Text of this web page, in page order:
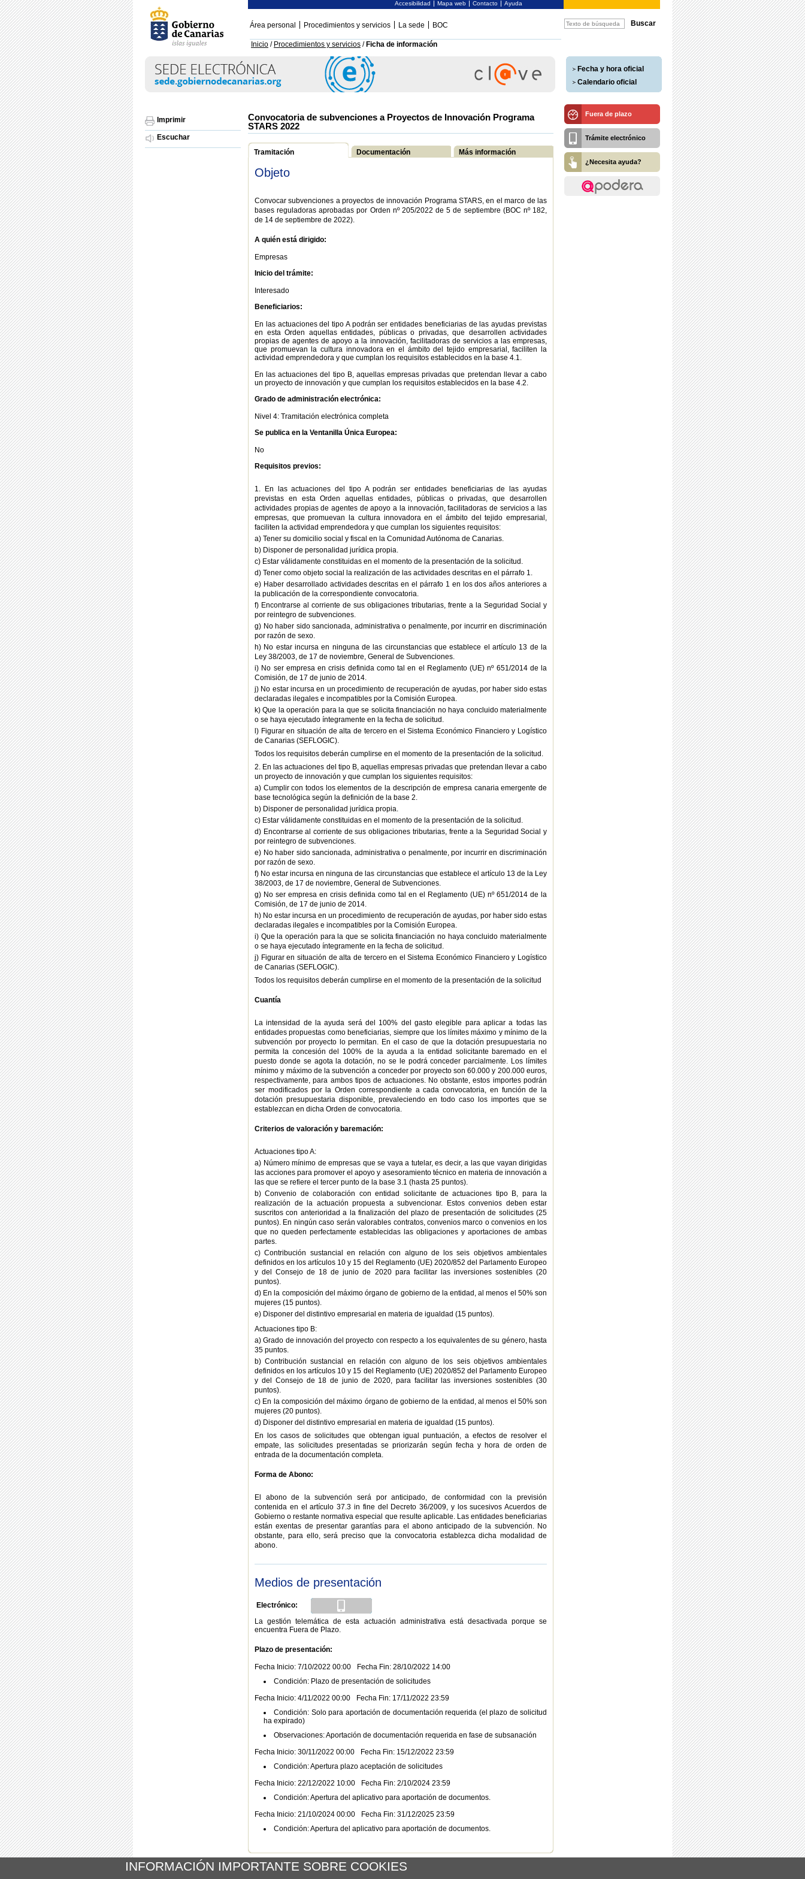
Accesibilidad Mapa web Contacto Ayuda
Área personal Procedimientos y servicios La sede BOC
Inicio / Procedimientos y servicios / Ficha de información
Fecha y hora oficial
Calendario oficial
Imprimir
Escuchar
Convocatoria de subvenciones a Proyectos de Innovación Programa
STARS 2022
Tramitación Documentación Más información
Objeto
Convocar subvenciones a proyectos de innovación Programa STARS, en el marco de las
bases reguladoras aprobadas por Orden nº 205/2022 de 5 de septiembre (BOC nº 182,
de 14 de septiembre de 2022).
A quién está dirigido:
Empresas
Inicio del trámite:
Interesado
Beneficiarios:
En las actuaciones del tipo A podrán ser entidades beneficiarias de las ayudas previstas
en esta Orden aquellas entidades, públicas o privadas, que desarrollen actividades
propias de agentes de apoyo a la innovación, facilitadoras de servicios a las empresas,
que promuevan la cultura innovadora en el ámbito del tejido empresarial, faciliten la
actividad emprendedora y que cumplan los requisitos establecidos en la base 4.1.
En las actuaciones del tipo B, aquellas empresas privadas que pretendan llevar a cabo
un proyecto de innovación y que cumplan los requisitos establecidos en la base 4.2.
Grado de administración electrónica:
Nivel 4: Tramitación electrónica completa
Se publica en la Ventanilla Única Europea:
No
Requisitos previos:
1. En las actuaciones del tipo A podrán ser entidades beneficiarias de las ayudas
previstas en esta Orden aquellas entidades, públicas o privadas, que desarrollen
actividades propias de agentes de apoyo a la innovación, facilitadoras de servicios a las
empresas, que promuevan la cultura innovadora en el ámbito del tejido empresarial,
faciliten la actividad emprendedora y que cumplan los siguientes requisitos:
a) Tener su domicilio social y fiscal en la Comunidad Autónoma de Canarias.
b) Disponer de personalidad jurídica propia.
c) Estar válidamente constituidas en el momento de la presentación de la solicitud.
d) Tener como objeto social la realización de las actividades descritas en el párrafo 1.
e) Haber desarrollado actividades descritas en el párrafo 1 en los dos años anteriores a
la publicación de la correspondiente convocatoria.
f) Encontrarse al corriente de sus obligaciones tributarias, frente a la Seguridad Social y
por reintegro de subvenciones.
g) No haber sido sancionada, administrativa o penalmente, por incurrir en discriminación
por razón de sexo.
h) No estar incursa en ninguna de las circunstancias que establece el artículo 13 de la
Ley 38/2003, de 17 de noviembre, General de Subvenciones.
i) No ser empresa en crisis definida como tal en el Reglamento (UE) nº 651/2014 de la
Comisión, de 17 de junio de 2014.
j) No estar incursa en un procedimiento de recuperación de ayudas, por haber sido estas
declaradas ilegales e incompatibles por la Comisión Europea.
k) Que la operación para la que se solicita financiación no haya concluido materialmente
o se haya ejecutado íntegramente en la fecha de solicitud.
l) Figurar en situación de alta de tercero en el Sistema Económico Financiero y Logístico
de Canarias (SEFLOGIC).
Todos los requisitos deberán cumplirse en el momento de la presentación de la solicitud.
2. En las actuaciones del tipo B, aquellas empresas privadas que pretendan llevar a cabo
un proyecto de innovación y que cumplan los siguientes requisitos:
a) Cumplir con todos los elementos de la descripción de empresa canaria emergente de
base tecnológica según la definición de la base 2.
b) Disponer de personalidad jurídica propia.
c) Estar válidamente constituidas en el momento de la presentación de la solicitud.
d) Encontrarse al corriente de sus obligaciones tributarias, frente a la Seguridad Social y
por reintegro de subvenciones.
e) No haber sido sancionada, administrativa o penalmente, por incurrir en discriminación
por razón de sexo.
f) No estar incursa en ninguna de las circunstancias que establece el artículo 13 de la Ley
38/2003, de 17 de noviembre, General de Subvenciones.
g) No ser empresa en crisis definida como tal en el Reglamento (UE) nº 651/2014 de la
Comisión, de 17 de junio de 2014.
h) No estar incursa en un procedimiento de recuperación de ayudas, por haber sido estas
declaradas ilegales e incompatibles por la Comisión Europea.
i) Que la operación para la que se solicita financiación no haya concluido materialmente
o se haya ejecutado íntegramente en la fecha de solicitud.
j) Figurar en situación de alta de tercero en el Sistema Económico Financiero y Logístico
de Canarias (SEFLOGIC).
Todos los requisitos deberán cumplirse en el momento de la presentación de la solicitud
Cuantía
La intensidad de la ayuda será del 100% del gasto elegible para aplicar a todas las
entidades propuestas como beneficiarias, siempre que los límites máximo y mínimo de la
subvención por proyecto lo permitan. En el caso de que la dotación presupuestaria no
permita la concesión del 100% de la ayuda a la entidad solicitante baremado en el
puesto donde se agota la dotación, no se le podrá conceder parcialmente. Los límites
mínimo y máximo de la subvención a conceder por proyecto son 60.000 y 200.000 euros,
respectivamente, para ambos tipos de actuaciones. No obstante, estos importes podrán
ser modificados por la Orden correspondiente a cada convocatoria, en función de la
dotación presupuestaria disponible, prevaleciendo en todo caso los importes que se
establezcan en dicha Orden de convocatoria.
Criterios de valoración y baremación:
Actuaciones tipo A:
a) Número mínimo de empresas que se vaya a tutelar, es decir, a las que vayan dirigidas
las acciones para promover el apoyo y asesoramiento técnico en materia de innovación a
las que se refiere el tercer punto de la base 3.1 (hasta 25 puntos).
b) Convenio de colaboración con entidad solicitante de actuaciones tipo B, para la
realización de la actuación propuesta a subvencionar. Estos convenios deben estar
suscritos con anterioridad a la finalización del plazo de presentación de solicitudes (25
puntos). En ningún caso serán valorables contratos, convenios marco o convenios en los
que no queden perfectamente establecidas las obligaciones y aportaciones de ambas
partes.
c) Contribución sustancial en relación con alguno de los seis objetivos ambientales
definidos en los artículos 10 y 15 del Reglamento (UE) 2020/852 del Parlamento Europeo
y del Consejo de 18 de junio de 2020 para facilitar las inversiones sostenibles (20
puntos).
d) En la composición del máximo órgano de gobierno de la entidad, al menos el 50% son
mujeres (15 puntos).
e) Disponer del distintivo empresarial en materia de igualdad (15 puntos).
Actuaciones tipo B:
a) Grado de innovación del proyecto con respecto a los equivalentes de su género, hasta
35 puntos.
b) Contribución sustancial en relación con alguno de los seis objetivos ambientales
definidos en los artículos 10 y 15 del Reglamento (UE) 2020/852 del Parlamento Europeo
y del Consejo de 18 de junio de 2020, para facilitar las inversiones sostenibles (30
puntos).
c) En la composición del máximo órgano de gobierno de la entidad, al menos el 50% son
mujeres (20 puntos).
d) Disponer del distintivo empresarial en materia de igualdad (15 puntos).
En los casos de solicitudes que obtengan igual puntuación, a efectos de resolver el
empate, las solicitudes presentadas se priorizarán según fecha y hora de orden de
entrada de la documentación completa.
Forma de Abono:
El abono de la subvención será por anticipado, de conformidad con la previsión
contenida en el artículo 37.3 in fine del Decreto 36/2009, y los sucesivos Acuerdos de
Gobierno o restante normativa especial que resulte aplicable. Las entidades beneficiarias
están exentas de presentar garantías para el abono anticipado de la subvención. No
obstante, para ello, será preciso que la convocatoria establezca dicha modalidad de
abono.
Medios de presentación
Electrónico:
La gestión telemática de esta actuación administrativa está desactivada porque se
encuentra Fuera de Plazo.
Plazo de presentación:
Fecha Inicio: 7/10/2022 00:00
Fecha Fin: 28/10/2022 14:00
Condición: Plazo de presentación de solicitudes
Fecha Inicio: 4/11/2022 00:00
Fecha Fin: 17/11/2022 23:59
Condición: Solo para aportación de documentación requerida (el plazo de solicitud
ha expirado)
Observaciones:Aportación de documentación requerida en fase de subsanación
Fecha Inicio: 30/11/2022 00:00
Fecha Fin: 15/12/2022 23:59
Condición:Apertura plazo aceptación de solicitudes
Fecha Inicio: 22/12/2022 10:00
Fecha Fin: 2/10/2024 23:59
Condición:Apertura del aplicativo para aportación de documentos.
Fecha Inicio: 21/10/2024 00:00
Fecha Fin: 31/12/2025 23:59
Condición:Apertura del aplicativo para aportación de documentos.
Volver al listado
Fuera de plazo
Trámite electrónico
¿Necesita ayuda?
INFORMACIÓN IMPORTANTE SOBRE COOKIES